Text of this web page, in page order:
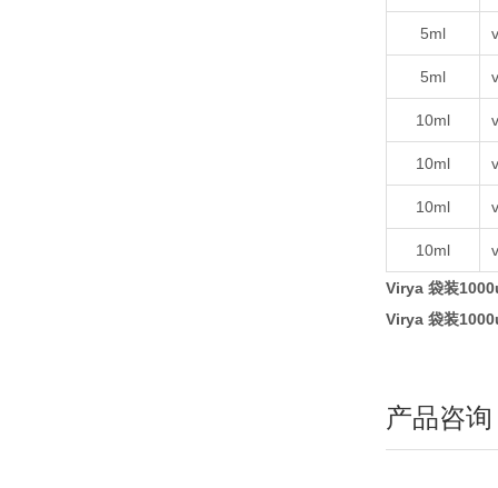
5ml
5ml
10ml
10ml
10ml
10ml
Virya 袋装
Virya 袋装
产品咨询